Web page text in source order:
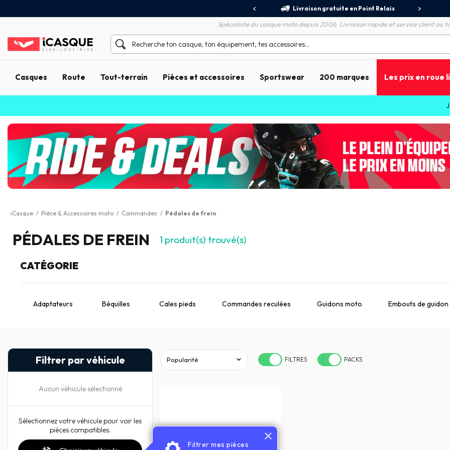
Livraison gratuite en Point Relais
Spécialiste du casque moto depuis 2006. Livraison rapide et service client au
Casques Route Tout-terrain Pièces et accessoires Sportswear 200 marques Les prix en roue
iCasque / Pièce & Accessoires moto / Commandes / Pédales de frein
PÉDALES DE FREIN 1 produit(s) trouvé(s)
CATÉGORIE
Adaptateurs Béquilles Cales pieds Commandes reculées Guidons moto Embouts de guidon
Filtrer par véhicule
Aucun véhicule sélectionné
Sélectionnez votre véhicule pour voir les
pièces compatibles.
Filtrer mes pièces
FILTRES PACKS